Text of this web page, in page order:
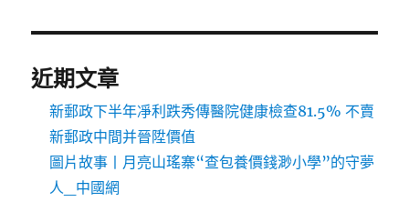
近期文章
新郵政下半年凈利跌秀傳醫院健康檢查81.5% 不賣
新郵政中間并晉陞價值
圖片故事丨月亮山瑤寨“查包養價錢渺小學”的守夢
人_中國網